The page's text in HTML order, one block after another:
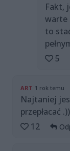
Fakt,
warte
to
5
ART 1 rok temu
Najtaniej
przepłacać .))
12